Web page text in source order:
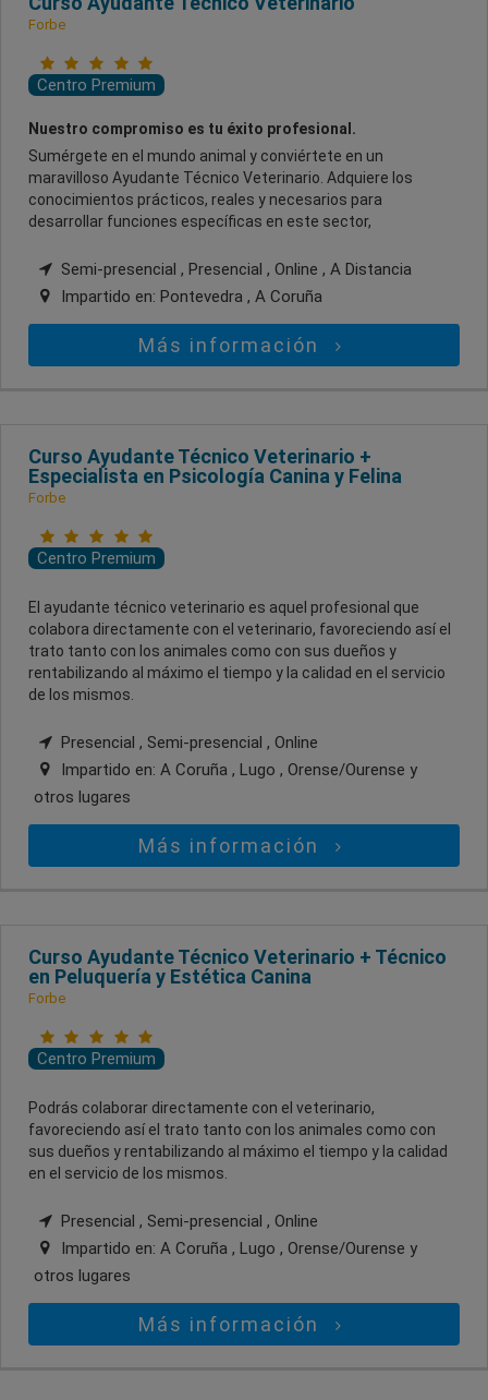
Forbe
Centro Premium
Nuestro compromiso es tu éxito profesional.
Sumérgete en el mundo animal y conviértete en un
maravilloso Ayudante Técnico Veterinario. Adquiere los
conocimientos prácticos, reales y necesarios para
desarrollar funciones específicas en este sector,
Semi-presencial , Presencial , Online , A Distancia
Impartido en: Pontevedra , A Coruña
Más información
Curso Ayudante Técnico Veterinario +
Especialista en Psicología Canina y Felina
Forbe
Centro Premium
El ayudante técnico veterinario es aquel profesional que
colabora directamente con el veterinario, favoreciendo así el
trato tanto con los animales como con sus dueños y
rentabilizando al máximo el tiempo y la calidad en el servicio
de los mismos.
Presencial , Semi-presencial , Online
Impartido en: A Coruña , Lugo , Orense/Ourense y
otros lugares
Más información
Curso Ayudante Técnico Veterinario + Técnico
en Peluquería y Estética Canina
Forbe
Centro Premium
Podrás colaborar directamente con el veterinario,
favoreciendo así el trato tanto con los animales como con
sus dueños y rentabilizando al máximo el tiempo y la calidad
en el servicio de los mismos.
Presencial , Semi-presencial , Online
Impartido en: A Coruña , Lugo , Orense/Ourense y
otros lugares
Más información